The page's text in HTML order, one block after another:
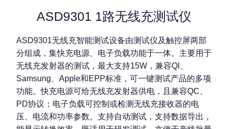
ASD9301 1路无线充测试仪
ASD9301无线充智能测试设备由测试仪及触控屏两部
分组成，集快充电源、电子负载功能于一体。主要用于
无线充发射器的测试，最大支持15W，兼容QI、
Samsung、Apple和EPP标准，可一键测试产品的多项
功能。快充电源可给无线充发射器供电，且兼容QC、
PD协议；电子负载可控制或检测无线充接收器的电
压、电流和功率参数。支持自动测试，支持数据导出，